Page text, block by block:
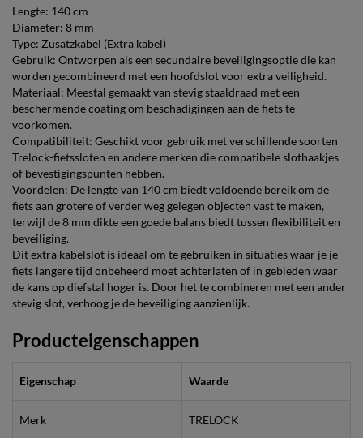
Lengte: 140 cm
Diameter: 8 mm
Type: Zusatzkabel (Extra kabel)
Gebruik: Ontworpen als een secundaire beveiligingsoptie die kan
worden gecombineerd met een hoofdslot voor extra veiligheid.
Materiaal: Meestal gemaakt van stevig staaldraad met een
beschermende coating om beschadigingen aan de fiets te
voorkomen.
Compatibiliteit: Geschikt voor gebruik met verschillende soorten
Trelock-fietssloten en andere merken die compatibele slothaakjes
of bevestigingspunten hebben.
Voordelen: De lengte van 140 cm biedt voldoende bereik om de
fiets aan grotere of verder weg gelegen objecten vast te maken,
terwijl de 8 mm dikte een goede balans biedt tussen flexibiliteit en
beveiliging.
Dit extra kabelslot is ideaal om te gebruiken in situaties waar je je
fiets langere tijd onbeheerd moet achterlaten of in gebieden waar
de kans op diefstal hoger is. Door het te combineren met een ander
stevig slot, verhoog je de beveiliging aanzienlijk.
Producteigenschappen
Eigenschap Waarde
Merk TRELOCK